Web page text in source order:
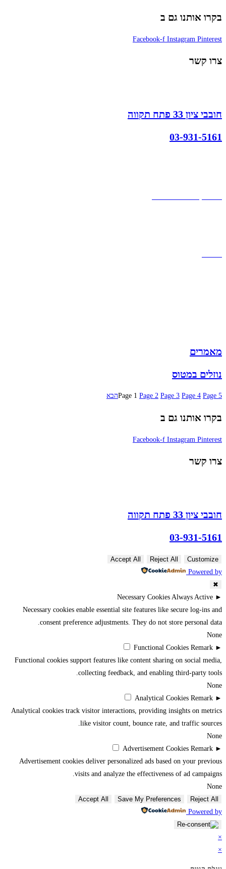
בקרו אותנו גם ב
Facebook-f Instagram Pinterest
צרו קשר
חובבי ציון 33 פתח תקווה
03-931-5161
מאמרים
נוזלים במטוס
Page 1 Page 2 Page 3 Page 4 Page 5 הבא
בקרו אותנו גם ב
Facebook-f Instagram Pinterest
צרו קשר
חובבי ציון 33 פתח תקווה
03-931-5161
Customize
Reject All
Accept All
Powered by
✖
►
Necessary Cookies Always Active
Necessary cookies enable essential site features like secure log-ins and
consent preference adjustments. They do not store personal data.
None
►
Functional Cookies Remark
Functional cookies support features like content sharing on social media,
collecting feedback, and enabling third-party tools.
None
►
Analytical Cookies Remark
Analytical cookies track visitor interactions, providing insights on metrics
like visitor count, bounce rate, and traffic sources.
None
►
Advertisement Cookies Remark
Advertisement cookies deliver personalized ads based on your previous
visits and analyze the effectiveness of ad campaigns.
None
Reject All
Save My Preferences
Accept All
Powered by
×
×